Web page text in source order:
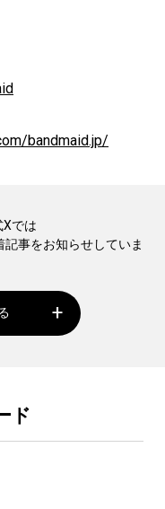
bandmaid.jp/
Xでは
記事をお知らせしていま
ド